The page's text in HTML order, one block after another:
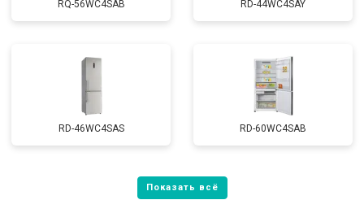
RQ-56WC4SAB RD-44WC4SAY
RD-46WC4SAS RD-60WC4SAB